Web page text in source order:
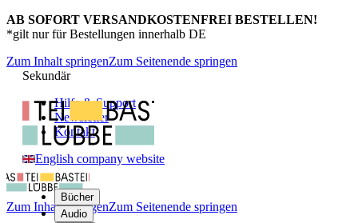
AB SOFORT VERSANDKOSTENFREI BESTELLEN!
*gilt nur für Bestellungen innerhalb DE
Zum Inhalt springenZum Seitenende springen
Sekundär
Hilfe & Support
Newsletter
Kontakt
English company website
Bücher
Audio
Zum Inhalt springenZum Seitenende springen